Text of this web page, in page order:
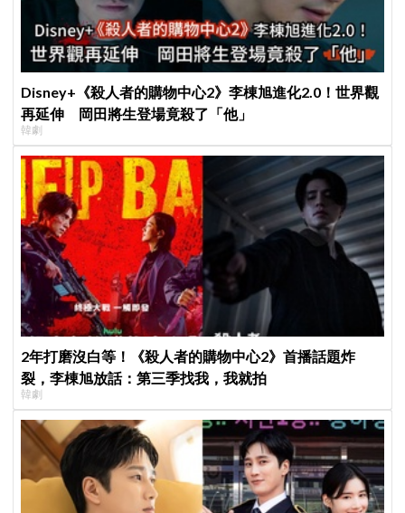
Disney+《殺人者的購物中心2》李棟旭進化2.0！世界觀
再延伸 岡田將生登場竟殺了「他」
韓劇
2年打磨沒白等！《殺人者的購物中心2》首播話題炸
裂，李棟旭放話：第三季找我，我就拍
韓劇